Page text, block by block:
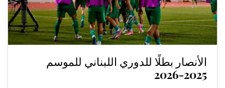
الأنصار بطلًا للدوري اللبناني للموسم
2025-2026